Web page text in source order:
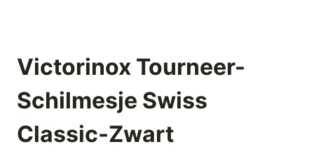
Victorinox Tourneer-
Schilmesje Swiss
Classic-Zwart